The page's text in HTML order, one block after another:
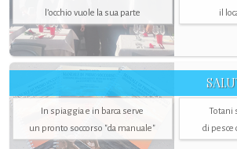
l’occhio vuole la sua parte
il
In spiaggia e in barca serve
un pronto soccorso "da manuale"
Totani
di pesce